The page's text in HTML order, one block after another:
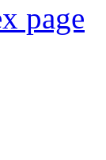
page